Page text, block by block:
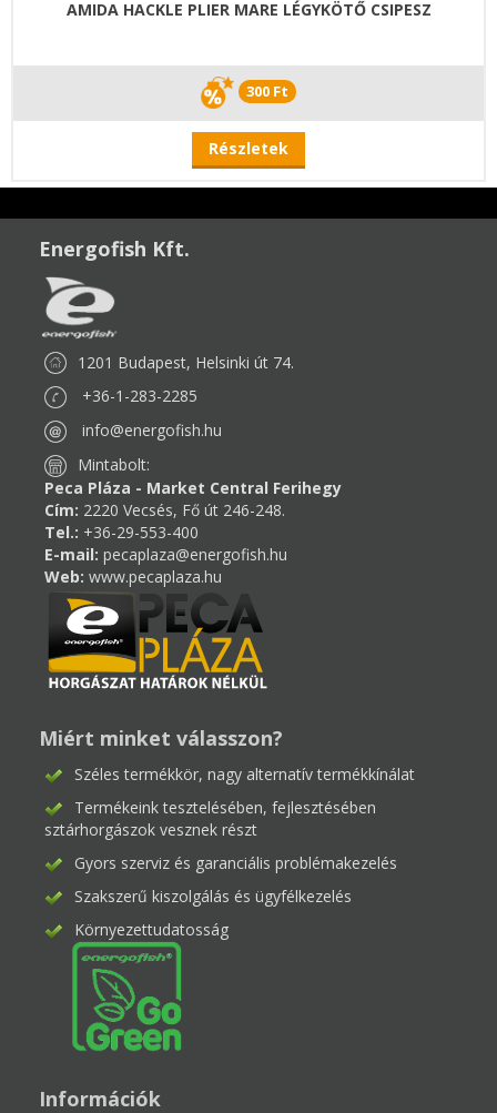
AMIDA HACKLE PLIER MARE LÉGYKÖTŐ CSIPESZ
300 Ft
Részletek
Energofish Kft.
1201 Budapest, Helsinki út 74.
+36-1-283-2285
info@energofish.hu
Mintabolt:
Peca Pláza - Market Central Ferihegy
Cím: 2220 Vecsés, Fő út 246-248.
Tel.: +36-29-553-400
E-mail: pecaplaza@energofish.hu
Web: www.pecaplaza.hu
Miért minket válasszon?
Széles termékkör, nagy alternatív termékkínálat
Termékeink tesztelésében, fejlesztésében
sztárhorgászok vesznek részt
Gyors szerviz és garanciális problémakezelés
Szakszerű kiszolgálás és ügyfélkezelés
Környezettudatosság
Információk